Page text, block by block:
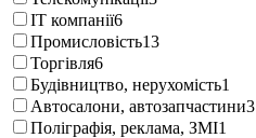
IT компанії6
Промисловість13
Торгівля6
Будівництво, нерухомість1
Автосалони, автозапчастини3
Поліграфія, реклама, ЗМІ1